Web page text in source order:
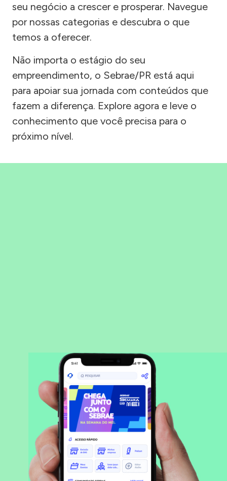
seu negócio a crescer e prosperar. Navegue
por nossas categorias e descubra o que
temos a oferecer.
Não importa o estágio do seu
empreendimento, o Sebrae/PR está aqui
para apoiar sua jornada com conteúdos que
fazem a diferença. Explore agora e leve o
conhecimento que você precisa para o
próximo nível.